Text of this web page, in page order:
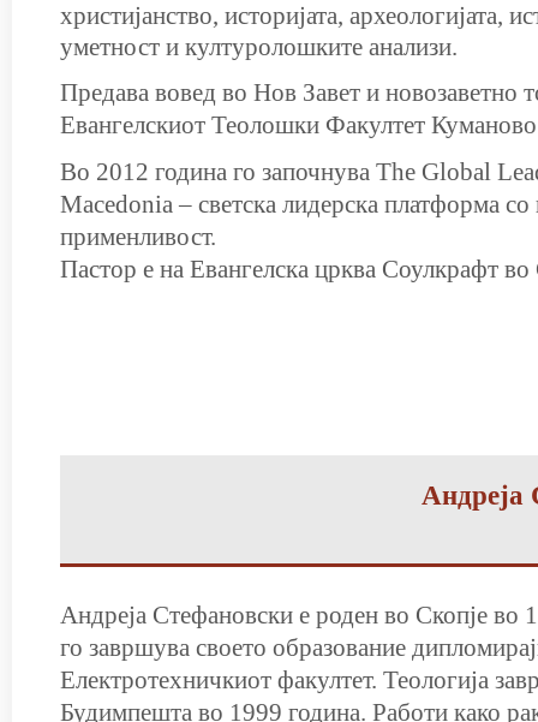
христијанство, историјата, археологијата,
уметност и културолошките анализи.
Предава вовед во Нов Завет и новозаветно
Евангелскиот Теолошки Факултет
Во 2012 година го започнува The Global
Macedonia – светска лидерска платформа со
применливост.
Пастор е на Евангелска црква Соулкрафт во
Андреја
Андреја Стефановски е роден во Скопје во
го завршува своето образование
Електротехничкиот факултет. Теологија
Будимпешта во 1999 година. Работи како